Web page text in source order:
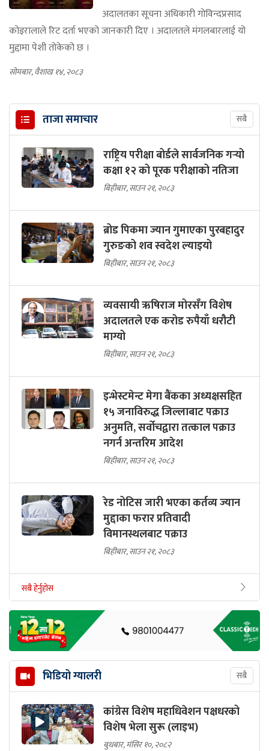
अदालतका सूचना अधिकारी गोविन्दप्रसाद
कोइरालाले रिट दर्ता भएको जानकारी दिए । अदालतले मंगलबारलाई यो
मुद्दामा पेशी तोकेको छ ।
सोमबार, वैशाख १४, २०८३
ताजा समाचार सबै
राष्ट्रिय परीक्षा बोर्डले सार्वजनिक गर्‍यो
कक्षा १२ को पूरक परीक्षाको नतिजा
बिहीबार, साउन २१, २०८३
ब्रोड पिकमा ज्यान गुमाएका पुरबहादुर
गुरुङको शव स्वदेश ल्याइयो
बिहीबार, साउन २१, २०८३
व्यवसायी ऋषिराज मोरसँग विशेष
अदालतले एक करोड रुपैयाँ धरौटी
माग्यो
बिहीबार, साउन २१, २०८३
इन्भेस्टमेन्ट मेगा बैंकका अध्यक्षसहित
१५ जनाविरुद्ध जिल्लाबाट पक्राउ
अनुमति, सर्वोचद्वारा तत्काल पक्राउ
नगर्न अन्तरिम आदेश
बिहीबार, साउन २१, २०८३
रेड नोटिस जारी भएका कर्तव्य ज्यान
मुद्दाका फरार प्रतिवादी
विमानस्थलबाट पक्राउ
बिहीबार, साउन २१, २०८३
सबै हेर्नुहोस
भिडियो ग्यालरी सबै
कांग्रेस विशेष महाधिवेशन पक्षधरको
विशेष भेला सुरू (लाइभ)
बुधबार, मंसिर १०, २०८२